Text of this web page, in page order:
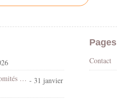
Violences policières : des comités vérités et justice pour en finir avec l’impunité - 31 janvier
Pages
Contact